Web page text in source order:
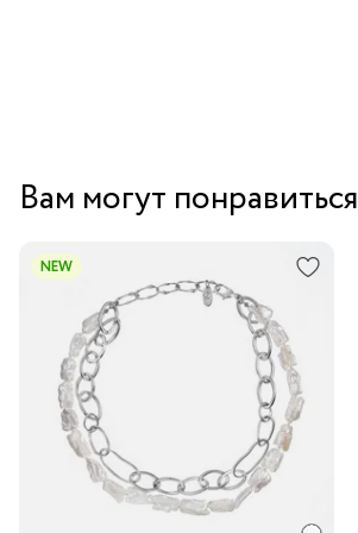
Вам могут понравиться
NEW